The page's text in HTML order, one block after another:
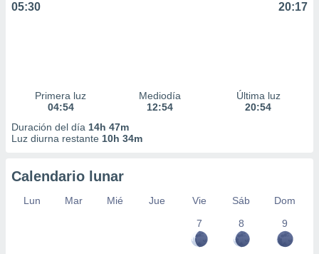
05:30 20:17
Primera luz
04:54
Mediodía
12:54
Última luz
20:54
Duración del día 14h 47m
Luz diurna restante 10h 34m
Calendario lunar
Lun Mar Mié Jue Vie Sáb
Dom
7
8 9